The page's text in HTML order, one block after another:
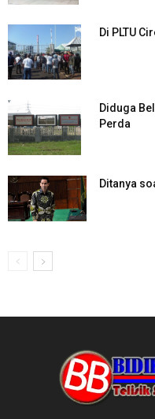
Di PLTU
Diduga
Perda
Ditanya